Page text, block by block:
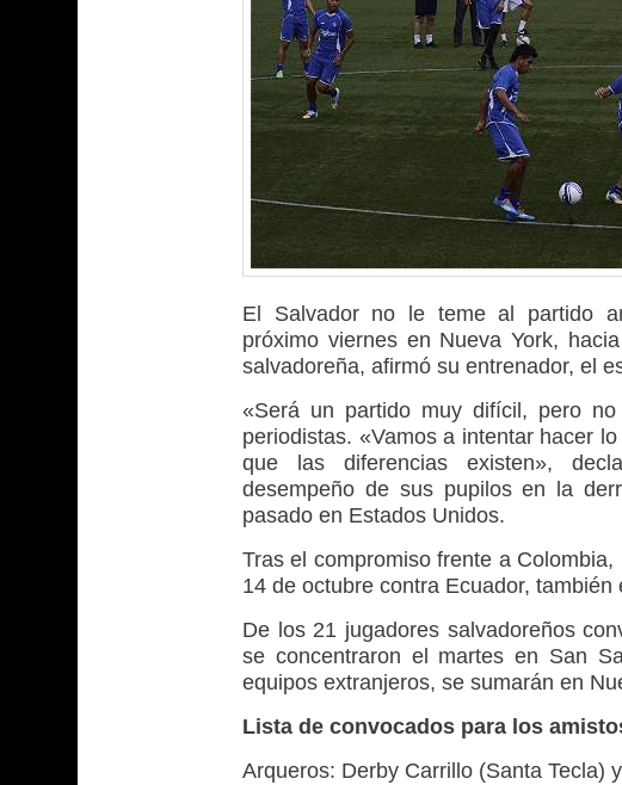
El Salvador no le teme al partido
próximo viernes en Nueva York,
salvadoreña, afirmó su entrenador, el
«Será un partido muy difícil, pero
periodistas. «Vamos a intentar hacer
que las diferencias existen»,
desempeño de sus pupilos en la
pasado en Estados Unidos.
Tras el compromiso frente a
14 de octubre contra Ecuador, también
De los 21 jugadores salvadoreños
se concentraron el martes en San
equipos extranjeros, se sumarán en
Lista de convocados para los
Arqueros: Derby Carrillo (Santa Tecla)